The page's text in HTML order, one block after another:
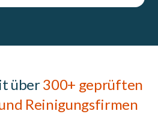
über300+ geprüften
Reinigungsfirmen